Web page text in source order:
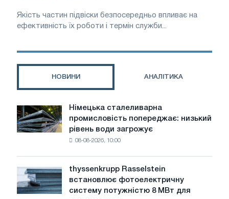
Якість частин підвіски безпосередньо впливає на
ефективність їх роботи і термін служби...
НОВИНИ АНАЛІТИКА
Німецька
сталеливарна
промисловість
води
загрожує
Німецька сталеливарна
промисловість попереджає: низький
рівень води загрожує
08-08-2026, 10:00
thyssenkrupp
Rasselstein
встановлює
thyssenkrupp Rasselstein
встановлює фотоелектричну
систему потужністю 8 МВт для